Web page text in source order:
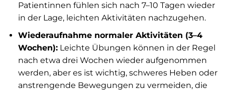
Patientinnen fühlen sich nach 7–10 Tagen wieder
in der Lage, leichten Aktivitäten nachzugehen.
Wiederaufnahme normaler Aktivitäten (3–4
Wochen):Leichte Übungen können in der Regel
nach etwa drei Wochen wieder aufgenommen
werden, aber es ist wichtig, schweres Heben oder
anstrengende Bewegungen zu vermeiden, die